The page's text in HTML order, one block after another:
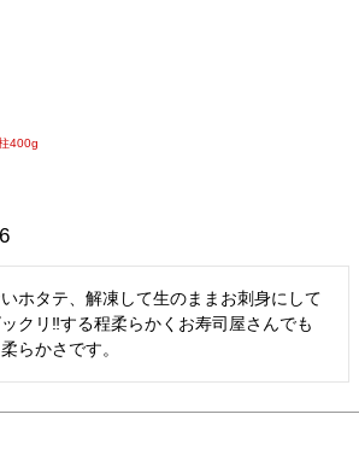
400g
ホタテ、解凍して生のままお刺身にして
クリ‼️する程柔らかくお寿司屋さんでも
らかさです。